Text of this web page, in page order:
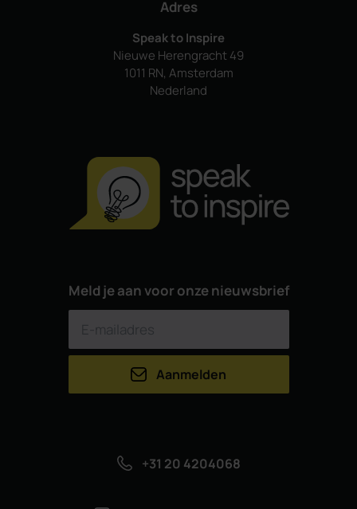
Adres
Speak to Inspire
Nieuwe Herengracht 49
1011 RN, Amsterdam
Nederland
Meld je aan voor onze nieuwsbrief
Aanmelden
+31 20 4204068